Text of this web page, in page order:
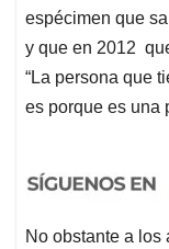
espécimen que
y que en 2012
“La persona que
es porque es una
No obstante a los